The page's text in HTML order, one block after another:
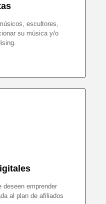
escultores,
su música y/o
deseen emprender
al plan de afiliados